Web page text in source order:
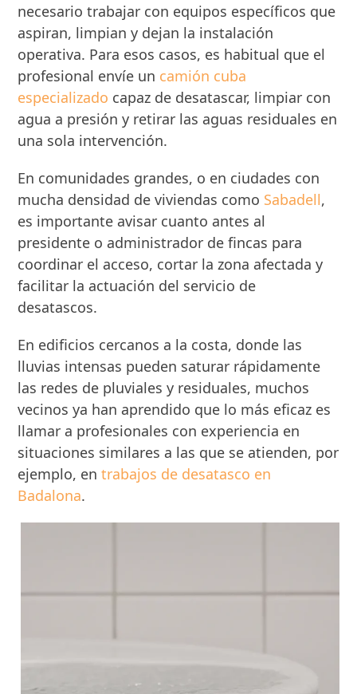
necesario trabajar con equipos específicos que
aspiran, limpian y dejan la instalación
operativa. Para esos casos, es habitual que el
profesional envíe un camión cuba
especializado capaz de desatascar, limpiar con
agua a presión y retirar las aguas residuales en
una sola intervención.
En comunidades grandes, o en ciudades con
mucha densidad de viviendas como Sabadell,
es importante avisar cuanto antes al
presidente o administrador de fincas para
coordinar el acceso, cortar la zona afectada y
facilitar la actuación del servicio de
desatascos.
En edificios cercanos a la costa, donde las
lluvias intensas pueden saturar rápidamente
las redes de pluviales y residuales, muchos
vecinos ya han aprendido que lo más eficaz es
llamar a profesionales con experiencia en
situaciones similares a las que se atienden, por
ejemplo, entrabajos de desatasco en
Badalona.